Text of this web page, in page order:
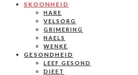
SKOONHEID
HARE
VELSORG
GRIMERING
NAELS
WENKE
GESONDHEID
LEEF GESOND
DIEET